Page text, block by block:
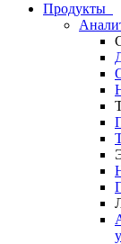
Продукты